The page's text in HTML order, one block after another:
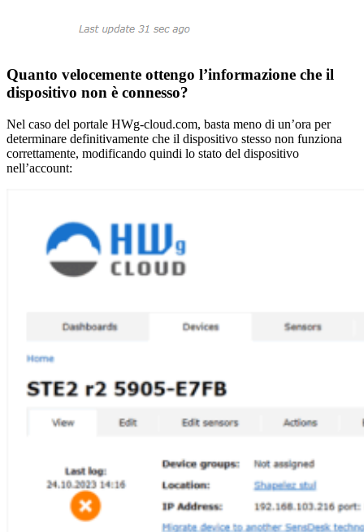
Quanto velocemente ottengo l’informazione che il
dispositivo non è connesso?
Nel caso del portale HWg-cloud.com, basta meno di un’ora per
determinare definitivamente che il dispositivo stesso non funziona
correttamente, modificando quindi lo stato del dispositivo
nell’account: